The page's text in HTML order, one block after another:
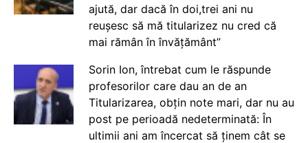
ajută, dar dacă în doi,trei ani nu
reușesc să mă titularizez nu cred că
mai rămân în învățământ”
Sorin Ion, întrebat cum le răspunde
profesorilor care dau an de an
Titularizarea, obțin note mari, dar nu au
post pe perioadă nedeterminată: În
ultimii ani am încercat să ținem cât se